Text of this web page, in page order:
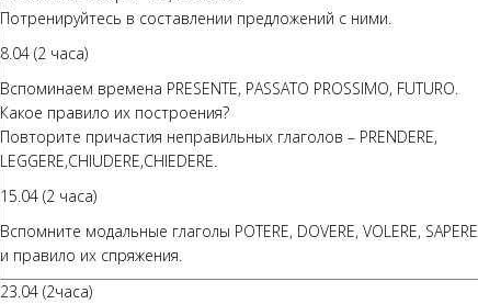
Потренируйтесь в составлении предложений с ними.
8.04 (2 часа)
Вспоминаем времена PRESENTE, PASSATO PROSSIMO, FUTURO.
Какое правило их построения?
Повторите причастия неправильных глаголов – PRENDERE,
LEGGERE,CHIUDERE,CHIEDERE.
15.04 (2 часа)
Вспомните модальные глаголы POTERE, DOVERE, VOLERE, SAPERE
и правило их спряжения.
23.04 (2часа)